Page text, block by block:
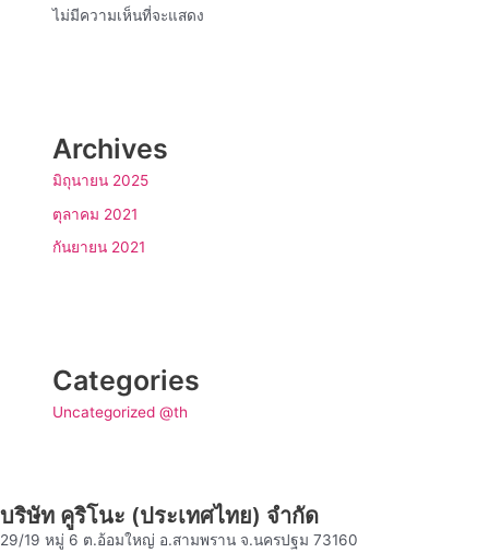
ไม่มีความเห็นที่จะแสดง
Archives
มิถุนายน 2025
ตุลาคม 2021
กันยายน 2021
Categories
Uncategorized @th
บริษัท คูริโนะ (ประเทศไทย) จำกัด
29/19 หมู่ 6 ต.อ้อมใหญ่ อ.สามพราน จ.นครปฐม 73160